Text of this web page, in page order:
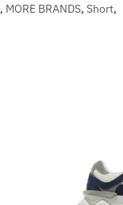
, MORE BRANDS, Short,